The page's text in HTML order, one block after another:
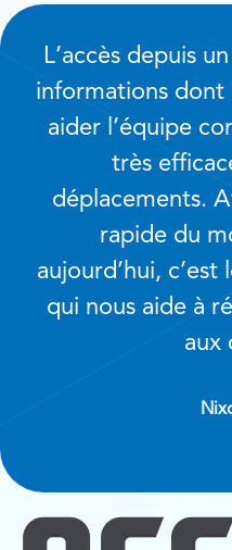
L’accès depuis
informations dont
aider l’équipe
très
déplacements.
rapide du
aujourd’hui,
qui nous aide à
aux